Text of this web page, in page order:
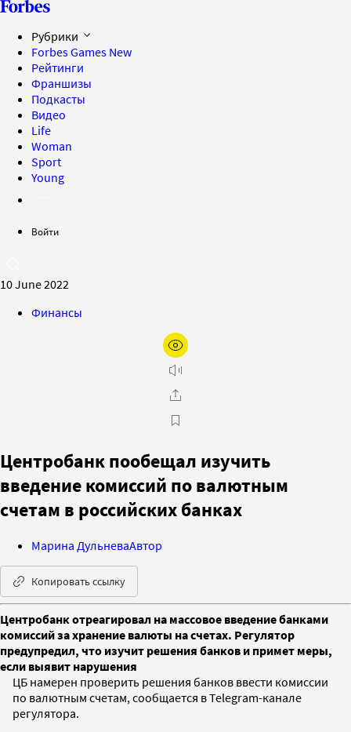
Рубрики
Forbes Games New
Рейтинги
Франшизы
Подкасты
Видео
Life
Woman
Sport
Young
Войти
10 June 2022
Финансы
Центробанк пообещал изучить
введение комиссий по валютным
счетам в российских банках
Марина ДульневаАвтор
Копировать ссылку
Центробанк отреагировал на массовое введение банками
комиссий за хранение валюты на счетах. Регулятор
предупредил, что изучит решения банков и примет меры,
если выявит нарушения
ЦБ намерен проверить решения банков ввести комиссии
по валютным счетам, сообщается в Telegram-канале
регулятора.